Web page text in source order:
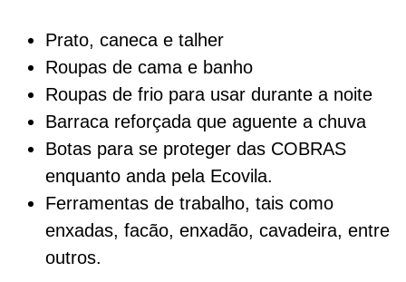
Prato, caneca e talher
Roupas de cama e banho
Roupas de frio para usar durante a noite
Barraca reforçada que aguente a chuva
Botas para se proteger das COBRAS
enquanto anda pela Ecovila.
Ferramentas de trabalho, tais como
enxadas, facão, enxadão, cavadeira, entre
outros.